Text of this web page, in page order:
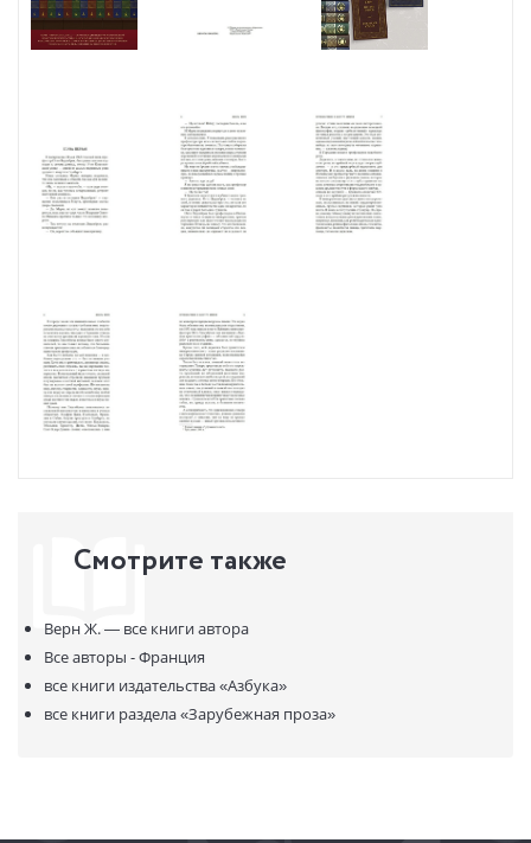
Смотрите также
Верн Ж. — все книги автора
Все авторы - Франция
все книги издательства«Азбука»
все книги раздела«Зарубежная проза»